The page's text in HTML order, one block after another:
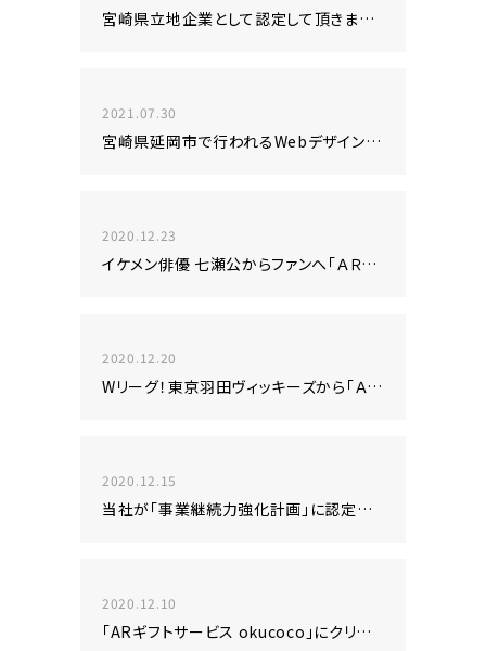
宮崎県立地企業として認定して頂きました。
2021.07.30
宮崎県延岡市で行われるWebデザインセミナーに講師として登壇します。
2020.12.23
イケメン俳優 七瀬公からファンへ「ＡＲ年賀状」が届く！本日発売開始！
2020.12.20
Wリーグ！東京羽田ヴィッキーズから「ＡＲ年賀状」発売開始！
2020.12.15
当社が「事業継続力強化計画」に認定されました！
2020.12.10
「ARギフトサービス okucoco」にクリスマスバージョンが登場しました！